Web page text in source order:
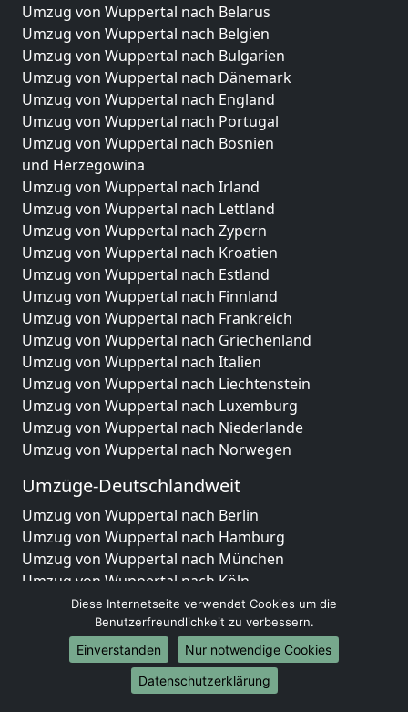
Umzug von Wuppertal nach Belarus
Umzug von Wuppertal nach Belgien
Umzug von Wuppertal nach Bulgarien
Umzug von Wuppertal nach Dänemark
Umzug von Wuppertal nach England
Umzug von Wuppertal nach Portugal
Umzug von Wuppertal nach Bosnien
und Herzegowina
Umzug von Wuppertal nach Irland
Umzug von Wuppertal nach Lettland
Umzug von Wuppertal nach Zypern
Umzug von Wuppertal nach Kroatien
Umzug von Wuppertal nach Estland
Umzug von Wuppertal nach Finnland
Umzug von Wuppertal nach Frankreich
Umzug von Wuppertal nach Griechenland
Umzug von Wuppertal nach Italien
Umzug von Wuppertal nach Liechtenstein
Umzug von Wuppertal nach Luxemburg
Umzug von Wuppertal nach Niederlande
Umzug von Wuppertal nach Norwegen
Umzüge-Deutschlandweit
Umzug von Wuppertal nach Berlin
Umzug von Wuppertal nach Hamburg
Umzug von Wuppertal nach München
Umzug von Wuppertal nach Köln
Umzug von Wuppertal nach Frankfurt am Main
Umzug von Wuppertal nach Stuttgart
Umzug von Wuppertal nach Düsseldorf
Umzug von Wuppertal nach Leipzig
Umzug von Wuppertal nach Dortmund
Diese Internetseite verwendet Cookies um die
Benutzerfreundlichkeit zu verbessern.
Einverstanden
Nur notwendige Cookies
Datenschutzerklärung